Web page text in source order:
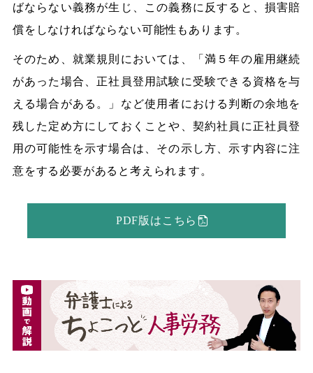
ばならない義務が生じ、この義務に反すると、損害賠
償をしなければならない可能性もあります。
そのため、就業規則においては、「満５年の雇用継続
があった場合、正社員登用試験に受験できる資格を与
える場合がある。」など使用者における判断の余地を
残した定め方にしておくことや、契約社員に正社員登
用の可能性を示す場合は、その示し方、示す内容に注
意をする必要があると考えられます。
PDF版はこちら